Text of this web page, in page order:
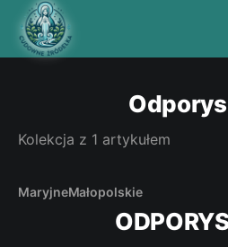
Kolekcja z 1 artykułem
MaryjneMałopolskie